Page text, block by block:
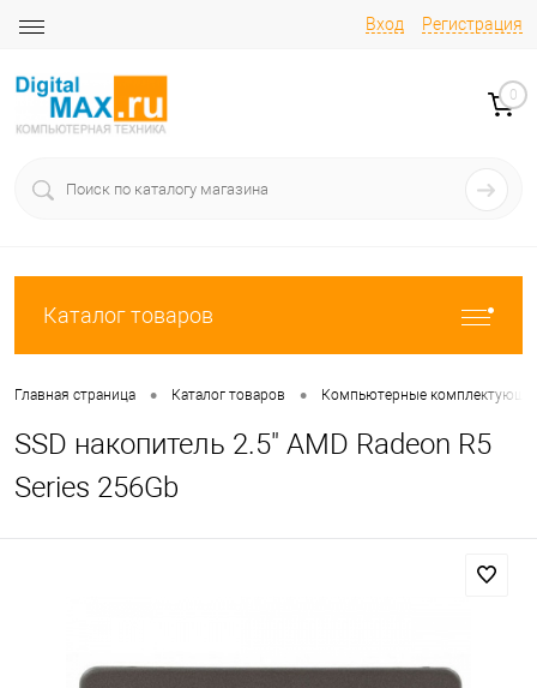
Вход Регистрация
0
Каталог товаров
Главная страница • Каталог товаров • Компьютерные
SSD накопитель 2.5" AMD Radeon R5
Series 256Gb